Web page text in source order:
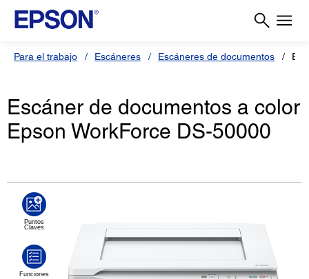
Para el trabajo Escáneres Escáneres de documentos
Escáner de documentos a color
Epson WorkForce DS-50000